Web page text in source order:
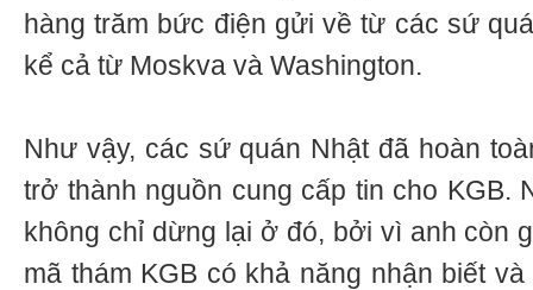
hàng trăm bức điện gửi về từ các sứ
kể cả từ Moskva và Washington.
Như vậy, các sứ quán Nhật đã hoàn
trở thành nguồn cung cấp tin cho KGB.
không chỉ dừng lại ở đó, bởi vì anh còn
mã thám KGB có khả năng nhận biết